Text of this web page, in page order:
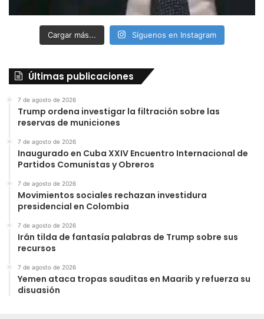
Cargar más... Síguenos en Instagram
Últimas publicaciones
7 de agosto de 2026
Trump ordena investigar la filtración sobre las
reservas de municiones
7 de agosto de 2026
Inaugurado en Cuba XXIV Encuentro Internacional de
Partidos Comunistas y Obreros
7 de agosto de 2026
Movimientos sociales rechazan investidura
presidencial en Colombia
7 de agosto de 2026
Irán tilda de fantasía palabras de Trump sobre sus
recursos
7 de agosto de 2026
Yemen ataca tropas sauditas en Maarib y refuerza su
disuasión